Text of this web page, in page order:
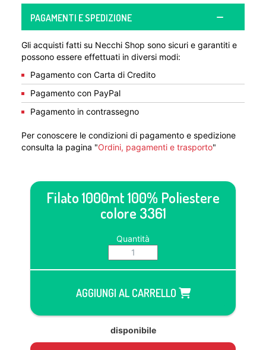
PAGAMENTI E SPEDIZIONE
Gli acquisti fatti su Necchi Shop sono sicuri e garantiti e
possono essere effettuati in diversi modi:
Pagamento con Carta di Credito
Pagamento con PayPal
Pagamento in contrassegno
Per conoscere le condizioni di pagamento e spedizione
consulta la pagina "Ordini, pagamenti e trasporto"
Filato 1000mt 100% Poliestere
colore 3361
Quantità
AGGIUNGI AL CARRELLO
disponibile